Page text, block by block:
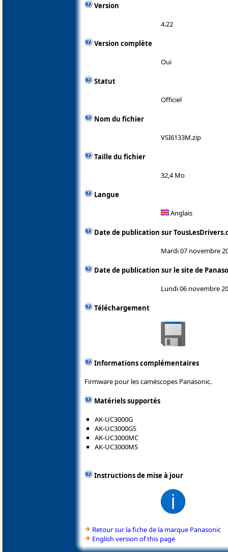
Version
4.22
Version complète
Oui
Statut
Officiel
Nom du fichier
VSI6133M.zip
Taille du fichier
32,4 Mo
Langue
Anglais
Date de publication sur
Mardi 07 novembre
Date de publication sur le site de
Lundi 06 novembre
Téléchargement
Informations complémentaires
Firmware pour les caméscopes Panasonic.
Matériels supportés
AK-UC3000G
AK-UC3000GS
AK-UC3000MC
AK-UC3000MS
Instructions de mise à jour
Retour sur la fiche de la marque Panasonic
English version of this page